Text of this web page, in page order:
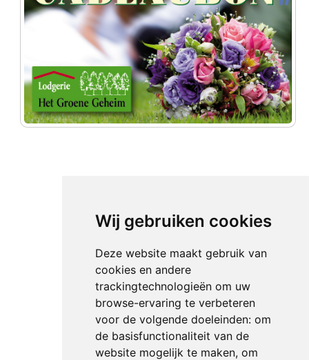
Wij gebruiken cookies
Deze website maakt gebruik van
cookies en andere
trackingtechnologieën om uw
browse-ervaring te verbeteren
voor de volgende doeleinden: om
de basisfunctionaliteit van de
website mogelijk te maken, om